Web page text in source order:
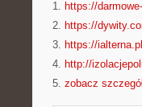
1. https://
2. https://
3. https://ialterna.pl
4. http://
5. zobacz